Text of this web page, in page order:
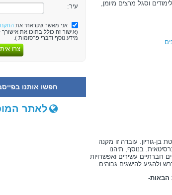
עיר:
אני מאשר שקראתי את
(אישור זה כולל בתוכו את
מידע נוסף ודברי פרסומות ).
צרו
חפשו אותנו
לאתר
וסגל מרצים מיומן,
גוריון. עובדה זו מקנה
בנוסף, תיהנו
חברתיים עשירים ואפשרויות
ולהגיע להישגים גבוהים.
הבאות-